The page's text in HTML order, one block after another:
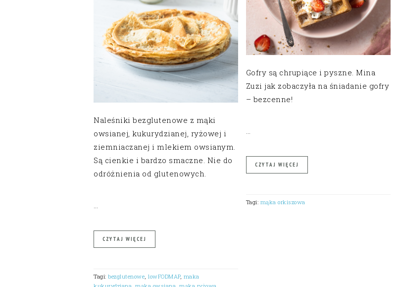
Naleśniki bezglutenowe z mąki
owsianej, kukurydzianej, ryżowej i
ziemniaczanej i mlekiem owsianym.
Są cienkie i bardzo smaczne. Nie do
odróżnienia od glutenowych.
CZYTAJ WIĘCEJ
Tagi: bezglutenowe lowFODMAP, maka
Gofry są chrupiące i pyszne. Mina
Zuzi jak zobaczyła na śniadanie gofry
– bezcenne!
…
CZYTAJ WIĘCEJ
Tagi: mąka orkiszowa